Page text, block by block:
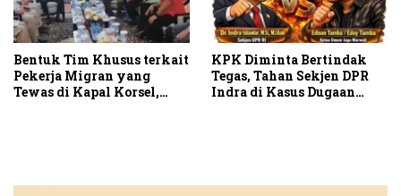
Bentuk Tim Khusus terkait
Pekerja Migran yang
Tewas di Kapal Korsel,
KPK Diminta Bertindak
Tegas, Tahan Sekjen DPR
Indra di Kasus Dugaan